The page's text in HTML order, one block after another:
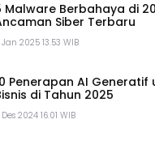
Jan 2025 13.53 WIB
Malware Berbahaya di
Siber Terbaru
Des 2024 16.01 WIB
Penerapan AI Generatif
di Tahun 2025